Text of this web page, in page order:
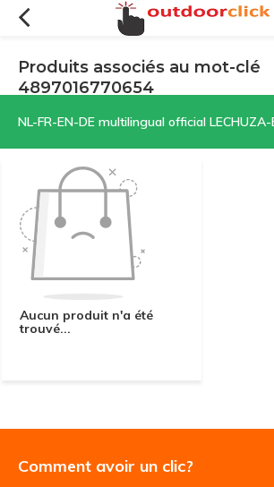
NL-FR-EN-DE multilingual official LECHUZA-BENELUX
Produits associés au mot-clé
4897016770654
Filtres Trier par:
Aucun produit n'a été
trouvé...
Comment avoir un clic?